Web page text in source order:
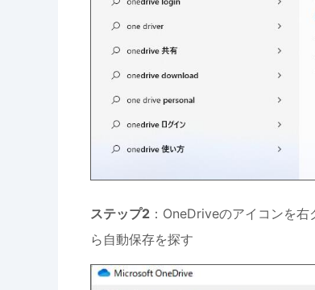
ステップ2 ：OneDriveのアイコンを
ら自動保存を探す